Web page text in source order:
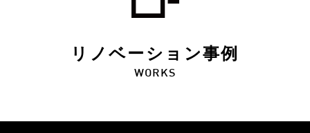
リノベーション事例
WORKS